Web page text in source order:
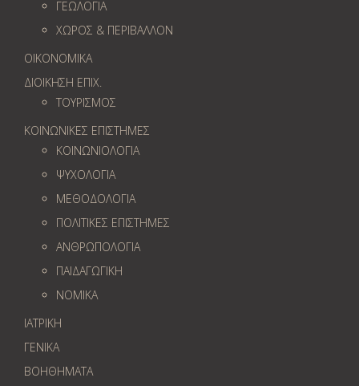
ΓΕΩΛOΓΙΑ
ΧΩΡΟΣ & ΠΕΡΙΒΑΛΛΟΝ
ΟΙΚΟΝΟΜΙΚΑ
ΔΙΟΙΚΗΣΗ ΕΠΙΧ.
ΤΟΥΡΙΣΜΟΣ
ΚΟΙΝΩΝΙΚΕΣ ΕΠΙΣΤΗΜΕΣ
ΚΟΙΝΩΝΙΟΛΟΓΙΑ
ΨΥΧΟΛΟΓΙΑ
ΜΕΘΟΔΟΛΟΓΙΑ
ΠΟΛΙΤΙΚΕΣ ΕΠΙΣΤΗΜΕΣ
ΑΝΘΡΩΠΟΛΟΓΙΑ
ΠΑΙΔΑΓΩΓΙΚΗ
ΝΟΜΙΚΑ
ΙΑΤΡΙΚΗ
ΓΕΝΙΚΑ
ΒΟΗΘΗΜΑΤΑ